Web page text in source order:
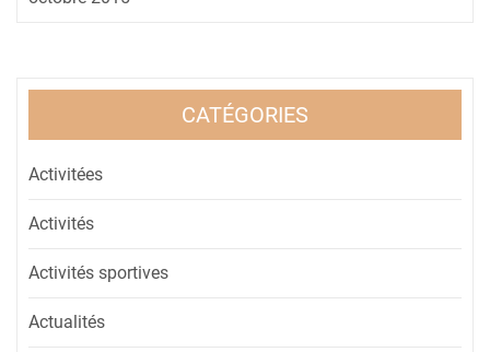
CATÉGORIES
Activitées
Activités
Activités sportives
Actualités